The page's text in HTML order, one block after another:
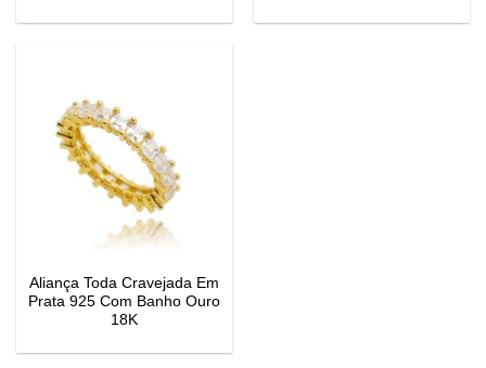
Aliança Toda Cravejada Em
Prata 925 Com Banho Ouro
18K